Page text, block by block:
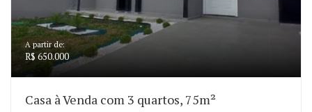
A partir de:
R$ 650.000
Casa à Venda com 3 quartos, 75m²